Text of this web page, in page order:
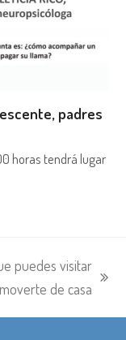
padres
horas tendrá lugar
puedes visitar
de casa